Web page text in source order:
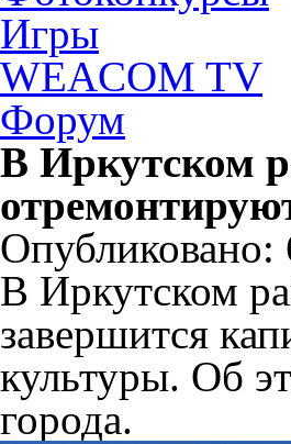
Игры
WEACOM TV
Форум
В Иркутском
Опубликовано:
В Иркутском
завершится
культуры. Об
города.